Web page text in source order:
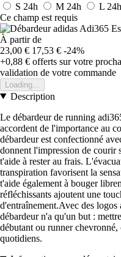
S 24h M 24h L 24h
Ce champ est requis
À partir de
23,00 € 17,53 € -24%
+0,88 € offerts sur votre
validation de votre commande
Loading...
Description
Le débardeur de running
accordent de l'importance au
débardeur est confectionné
donnent l'impression de courir
t'aide à rester au frais.
transpiration favorisent la
t'aide également à bouger
réfléchissants ajoutent une
d'entraînement.Avec des
débardeur n'a qu'un but :
débutant ou runner chevronné,
quotidiens.